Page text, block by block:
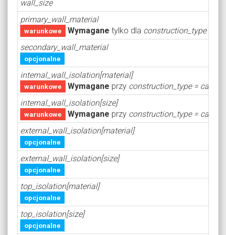
wall_size
primary_wall_material
warunkowe Wymagane tylko dla construction_type =
secondary_wall_material
opcjonalne
internal_wall_isolation[material]
warunkowe Wymagane przy construction_type =
internal_wall_isolation[size]
warunkowe Wymagane przy construction_type =
external_wall_isolation[material]
opcjonalne
external_wall_isolation[size]
opcjonalne
top_isolation[material]
opcjonalne
top_isolation[size]
opcjonalne